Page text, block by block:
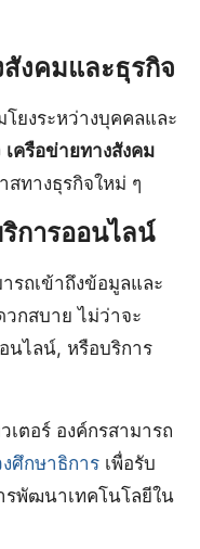
สังคมและธุรกิจ
โยงระหว่างบุคคลและ
เครือข่ายทางสังคม
สทางธุรกิจใหม่ ๆ
การออนไลน์
รถเข้าถึงข้อมูลและ
วกสบาย ไม่ว่าจะ
นไลน์, หรือบริการ
ตอร์ องค์กรสามารถ
ศึกษาธิการ เพื่อรับ
รพัฒนาเทคโนโลยีใน